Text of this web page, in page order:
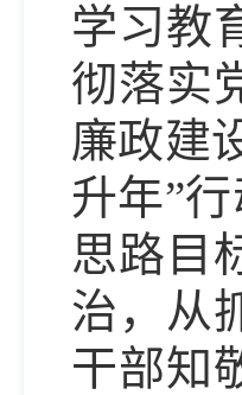
学习教
彻落实
廉政建
升年”
思路目
治，从
干部知